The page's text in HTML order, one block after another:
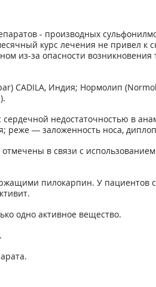
- производных
курс лечения не привел к
из-за опасности возникновения
CADILA, Индия; Нормолип
недостаточностью в
реже — заложенность носа,
в связи с
пилокарпин. У пациентов
одно активное вещество.